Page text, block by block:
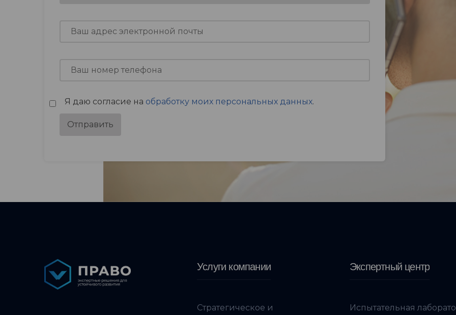
Я даю согласие на обработку моих персональных данных.
Отправить
Услуги компании
Стратегическое и
Экспертный центр
Испытательная